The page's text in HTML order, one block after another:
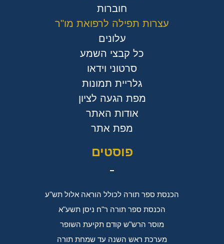
חוברות
עצרות תפילה לרפואת מו"ר
עלונים
כל קבצי השמע
סרטוני וידאו
גלריית תמונות
מפת הגעה לציון
אודות האתר
מפת אתר
פוסטים
הכנסת ספר תורה לכולל הוראה אלול תש"ע
הכנסת ספר תורה ר"ח ניסן תשע"א
מוסר הרש"ש קודם תקיעת השופר
מערכת ראש השנה עד שמחת תורה